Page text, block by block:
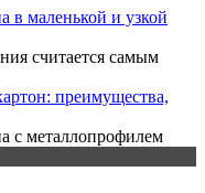
в маленькой и узкой
считается самым
преимущества,
с металлопрофилем